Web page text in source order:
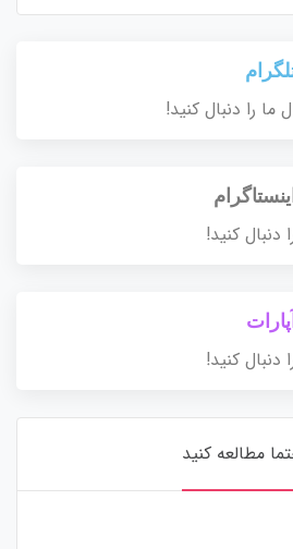
ما را دنبال کنید!
اینستاگرام
دنبال کنید!
آپارات
دنبال کنید!
مطالعه کنید